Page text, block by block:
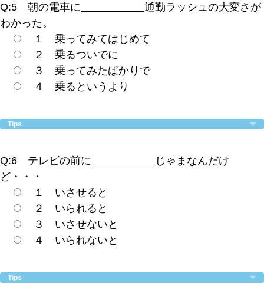
Q:5 朝の電車に
通勤ラッシュの大変さが
わかった。
１ 乗ってみてはじめて
２ 乗るついでに
３ 乗ってみたばかりで
４ 乗るというより
Tips
Q:6 テレビの前に
じゃまなんだけ
ど・・・
１ いさせると
２ いられると
３ いさせないと
４ いられないと
Tips